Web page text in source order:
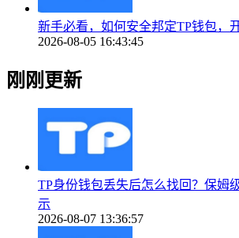
新手必看，如何安全邦定TP钱包，
2026-08-05 16:43:45
刚刚更新
TP身份钱包丢失后怎么找回？保姆
示
2026-08-07 13:36:57